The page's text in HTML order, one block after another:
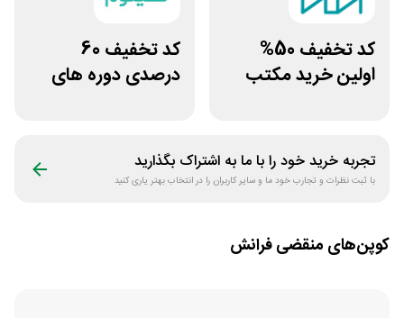
کد تخفیف 50%
اولین خرید مکتب
کد تخفیف 60
درصدی دوره های
تجربه خرید خود را با ما به اشتراک بگذارید
با ثبت نظرات و تجارب خود ما و سایر کاربران را در انتخاب بهتر یاری کنید
کوپن‌های منقضیفرانش